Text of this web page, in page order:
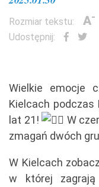
Rozmiar tekstu: A-
Udostępnij:
Wielkie emocje
Kielcach
lat 21!
W
zmagań dwóch
W Kielcach
w której zagrają